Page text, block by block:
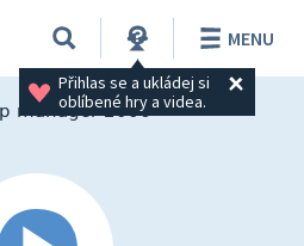
Přihlas se a ukládej si
oblíbené hry a videa.
MENU